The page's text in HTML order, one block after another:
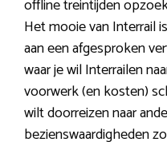
offline treintijden
Het mooie van Interrail
aan een afgesproken
waar je wil Interrailen
voorwerk (en kosten)
wilt doorreizen naar
bezienswaardigheden